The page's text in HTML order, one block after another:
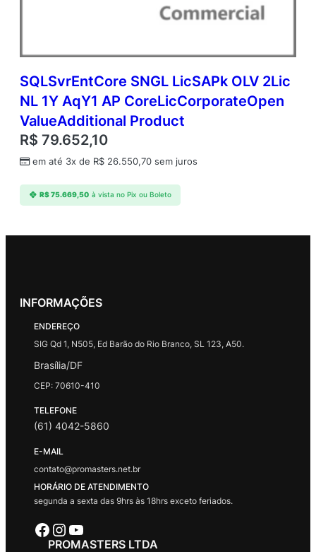
SQLSvrEntCore SNGL LicSAPk OLV 2Lic
NL 1Y AqY1 AP CoreLicCorporateOpen
ValueAdditional Product
R$ 79.652,10
em até 3x de R$ 26.550,70 sem juros
R$75.669,50 à vista no Pix ou Boleto
INFORMAÇÕES
ENDEREÇO
SIG Qd 1, N505, Ed Barão do Rio Branco, SL 123, A50.
Brasília/DF
CEP: 70610-410
TELEFONE
(61) 4042-5860
E-MAIL
contato@promasters.net.br
HORÁRIO DE ATENDIMENTO
segunda a sexta das 9hrs às 18hrs exceto feriados.
Facebook Instagram Youtube
PROMASTERS LTDA